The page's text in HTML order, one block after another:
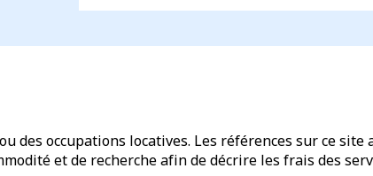
des occupations locatives. Les références sur ce
et de recherche afin de décrire les frais des